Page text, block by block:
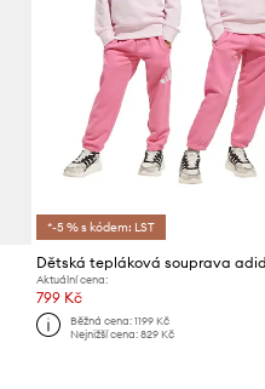
*-5 % s kódem: LST
Dětská tepláková souprava
Aktuální cena:
799 Kč
Běžná cena: 1199 Kč
Nejnižší cena: 829 Kč